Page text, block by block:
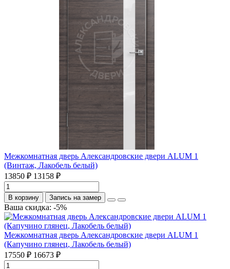
Межкомнатная дверь Александровские двери ALUM 1
(Винтаж, Лакобель белый)
13850 ₽ 13158 ₽
В корзину Запись на замер
Ваша скидка: -5%
Межкомнатная дверь Александровские двери ALUM 1
(Капучино глянец, Лакобель белый)
17550 ₽ 16673 ₽